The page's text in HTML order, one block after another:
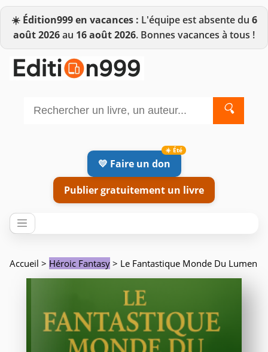
☀️ Édition999 en vacances : L'équipe est absente du 6
août 2026au 16 août 2026. Bonnes vacances à tous !
🔍
💛 Faire un don
Publier gratuitement un livre
Accueil > Héroic Fantasy > Le Fantastique Monde Du Lumen